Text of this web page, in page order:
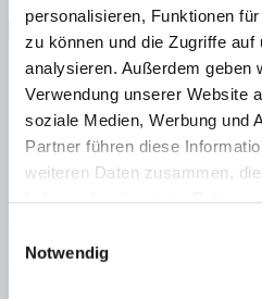
personalisieren, Funktionen
zu können und die Zugriffe auf
analysieren. Außerdem geben
Verwendung unserer Website
soziale Medien, Werbung und
Partner führen diese
weiteren Daten zusammen,
Notwendig
Ref:27402
Immobilie anzeigen
Grundstück 421 m²
Grundstück 421 m²
Preis :